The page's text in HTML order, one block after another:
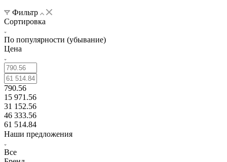
Фильтр
Сортировка
По популярности (убывание)
Цена
790.56
15 971.56
31 152.56
46 333.56
61 514.84
Наши предложения
Все